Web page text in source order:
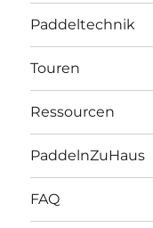
Paddeltechnik
Touren
Ressourcen
PaddelnZuHaus
FAQ